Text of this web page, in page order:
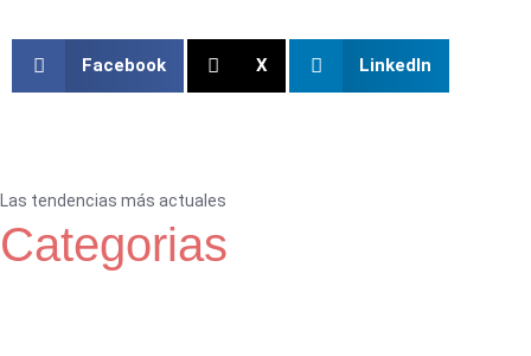
Facebook X LinkedIn
Las tendencias más actuales
Categorias